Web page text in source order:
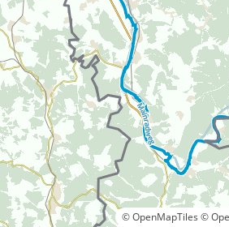
© OpenMapTiles ©